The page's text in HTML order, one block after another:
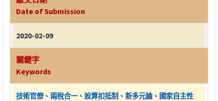
Date of Submission
2020-02-09
關鍵字
Keywords
技術官僚、兩稅合一、設算扣抵制、新多元論、國家自主性